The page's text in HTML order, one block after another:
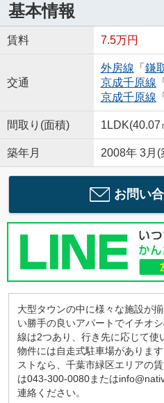
基本情報
賃料 7.5万円
交通
外房線 「 鎌
京成千原線 「
京成千原線 「
間取り(面積) 1LDK(40.07
築年月 2008年 3月(
お問い
大型タウンの中に様々な施設が
い勝手の良いアパートでイチオ
線は2つあり、行き先に応じて使
物件には自走式駐車場がありま
ストなら、千葉市緑区エリアの
は043-300-0080または
連絡ください。